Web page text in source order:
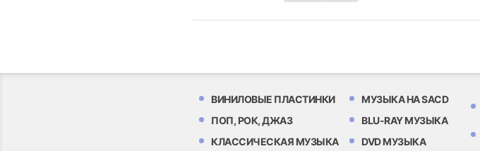
ВИНИЛОВЫЕ ПЛАСТИНКИ
ПОП, РОК, ДЖАЗ
КЛАССИЧЕСКАЯ МУЗЫКА
МУЗЫКА НА SACD
BLU-RAY МУЗЫКА
DVD МУЗЫКА